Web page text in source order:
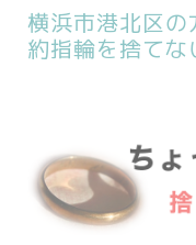
横浜市港北区
約指輪を捨てな